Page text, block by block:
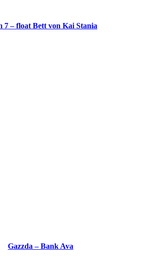
7 – float Bett von Kai Stania
Gazzda – Bank Ava